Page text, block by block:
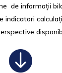
de informații
indicatori calculați
